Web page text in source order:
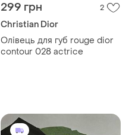
299 грн 2
Christian Dior
Олівець для губ rouge dior
contour 028 actrice